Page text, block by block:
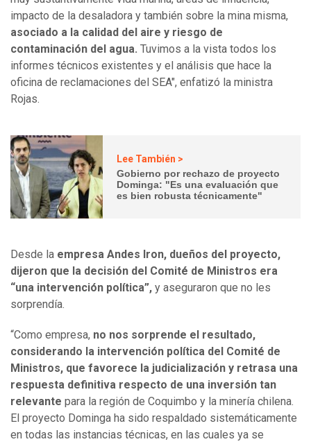
impacto de la desaladora y también sobre la mina misma,
asociado a la calidad del aire y riesgo de
contaminación del agua. Tuvimos a la vista todos los
informes técnicos existentes y el análisis que hace la
oficina de reclamaciones del SEA", enfatizó la ministra
Rojas.
Lee También >
Gobierno por rechazo de proyecto
Dominga: "Es una evaluación que
es bien robusta técnicamente"
Desde la empresa Andes Iron, dueños del proyecto,
dijeron que la decisión del Comité de Ministros era
“una intervención política”, y aseguraron que no les
sorprendía.
“Como empresa, no nos sorprende el resultado,
considerando la intervención política del Comité de
Ministros, que favorece la judicialización y retrasa una
respuesta definitiva respecto de una inversión tan
relevante para la región de Coquimbo y la minería chilena.
El proyecto Dominga ha sido respaldado sistemáticamente
en todas las instancias técnicas, en las cuales ya se